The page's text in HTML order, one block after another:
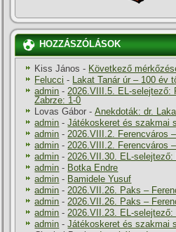
HOZZÁSZÓLÁSOK
Kiss János - Következő
Felucci - Lakat Tanár úr – 100 év
admin -2026.VIII.5. EL-selejtező:
Zabrze: 1-0
Lovas Gábor -Anekdoták: dr.
admin -Játékoskeret és szakmai
admin -2026.VIII.2. Ferencváros
admin -2026.VIII.2. Ferencváros
admin -2026.VII.30. EL-
admin - Botka Endre
admin - Bamidele Yusuf
admin -2026.VII.26. Paks –
admin -2026.VII.26. Paks –
admin -2026.VII.23. EL-
admin -Játékoskeret és szakmai